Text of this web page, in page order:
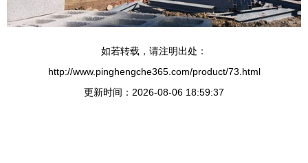
如若转载，请注明出处：
http://www.pinghengche365.com/product/73.html
更新时间：2026-08-06 18:59:37